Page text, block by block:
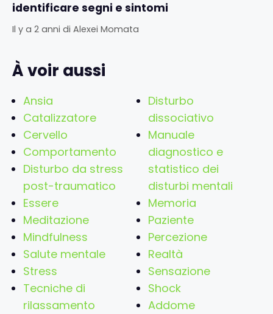
identificare segni e sintomi
Il y a 2 anni di Alexei Momata
À voir aussi
Ansia
Catalizzatore
Cervello
Comportamento
Disturbo da stress
post-traumatico
Essere
Meditazione
Mindfulness
Salute mentale
Stress
Tecniche di
rilassamento
Disturbo
dissociativo
Manuale
diagnostico e
statistico dei
disturbi mentali
Memoria
Paziente
Percezione
Realtà
Sensazione
Shock
Addome